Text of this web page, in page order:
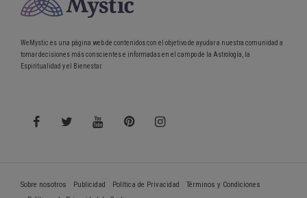
WeMystic es una página web de contenidos con el objetivo de ayudar a nuestra comunidad a
tomar decisiones más conscientes e informadas en el campo de la Astrología, la
Espiritualidad y el Bienestar.
Sobre nosotros Publicidad Política de Privacidad
Términos y Condiciones